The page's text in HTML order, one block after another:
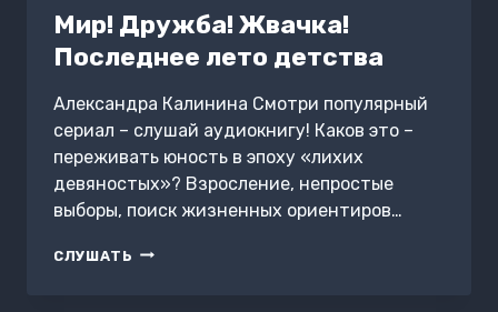
Мир! Дружба! Жвачка!
Последнее лето детства
Александра Калинина Смотри популярный
сериал – слушай аудиокнигу! Каков это –
переживать юность в эпоху «лихих
девяностых»? Взросление, непростые
выборы, поиск жизненных ориентиров…
СЛУШАТЬ МИР!